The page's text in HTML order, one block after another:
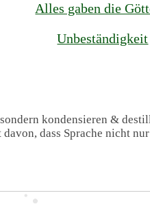
Alles gaben die
Unbeständigkeit
kondensieren &
dass Sprache nicht